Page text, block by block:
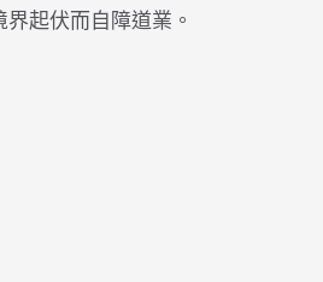
起伏而自障道業。